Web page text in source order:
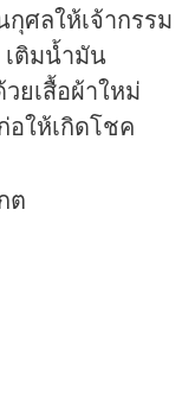
ศลให้เจ้ากรรม
เติมน้ำมัน
ยเสื้อผ้าใหม่
อให้เกิดโชค
ต